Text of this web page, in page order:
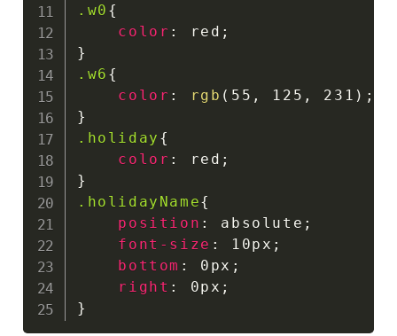
.w0 {
color : red ;
}
.w6 {
color : rgb ( 55 , 125 , 231 ) ;
}
.holiday {
color : red ;
}
.holidayName{
position : absolute ;
font-size : 10px ;
bottom : 0px ;
right : 0px ;
}